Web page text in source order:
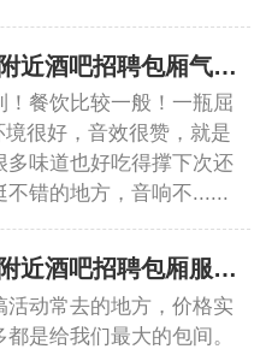
上海静安区北站街道附近酒吧招聘包厢气氛租,一个月上几天班
餐饮比较一般！一瓶屈
很好，音效很赞，就是
多味道也好吃得撑下次还
错的地方，音响不......
杭州钱塘区前进街道附近酒吧招聘包厢服务员,(不抽台费)
动常去的地方，价格实
是给我们最大的包间。